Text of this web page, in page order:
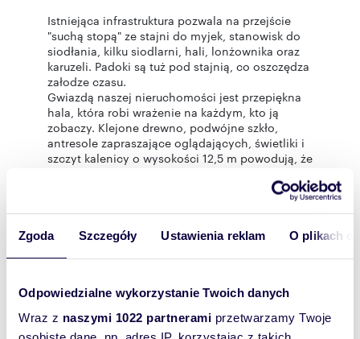
Zgoda Szczegóły Ustawienia reklam O plikach
Odpowiedzialne wykorzystanie Twoich danych
Wraz z naszymi 1022 partnerami przetwarzamy Twoje
Istniejąca infrastruktura pozwala na przejście
"suchą stopą" ze stajni do myjek, stanowisk do
siodłania, kilku siodlarni, hali, lonżownika oraz
karuzeli. Padoki są tuż pod stajnią, co oszczędza
załodze czasu.
Gwiazdą naszej nieruchomości jest przepiękna
hala, która robi wrażenie na każdym, kto ją
zobaczy. Klejone drewno, podwójne szkło,
antresole zapraszające oglądających, świetliki i
szczyt kalenicy o wysokości 12,5 m powodują, że
sobą, koniem i przestrzenią. Powierzchnia
użytkowa hali to 23,5 m2 x 64,5 m2. Za bandami
rosną drzewa, które upiększają tą przestrzeń
swoją zielenią, motylami i ptakami, co czyni tą
trosce o bezpieczeństwo koni, każda z tych
przestrzeni wyposażona jest w podłoże, które
minimalizuje ryzyko kontuzji.